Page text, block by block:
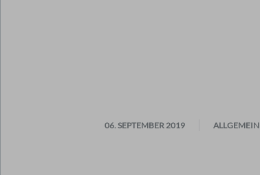
06. SEPTEMBER 2019 ALLGEMEIN